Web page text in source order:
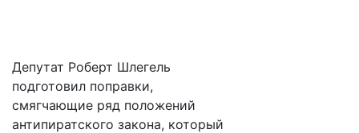
Депутат Роберт Шлегель
подготовил поправки,
смягчающие ряд положений
антипиратского закона, который